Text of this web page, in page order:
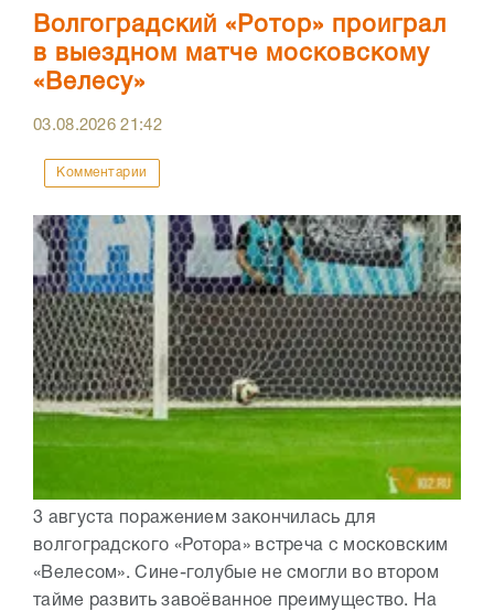
Волгоградский «Ротор» проиграл
в выездном матче московскому
«Велесу»
03.08.202621:42
Комментарии
3 августа поражением закончилась для
волгоградского «Ротора» встреча с московским
«Велесом». Сине-голубые не смогли во втором
тайме развить завоёванное преимущество. На